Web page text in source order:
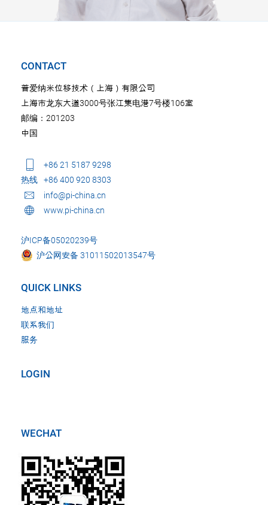
CONTACT
普爱纳米位移技术（上海）有限公司
上海市龙东大道3000号张江集电港7号楼106室
邮编：201203
中国
+86 21 5187 9298
热线
+86 400 920 8303
info@pi-china.cn
www.pi-china.cn
沪ICP备05020239号
沪公网安备 31011502013547号
QUICK LINKS
地点和地址
联系我们
服务
LOGIN
WECHAT